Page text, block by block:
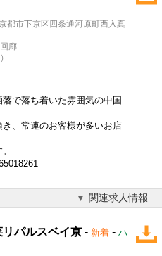
市下京区四条通河原町西入真
回廊
で落ち着いた雰囲気の中国
、常連のお客様が多いお店
関連求人情報
パルスベイ京 - 新着 - ハ